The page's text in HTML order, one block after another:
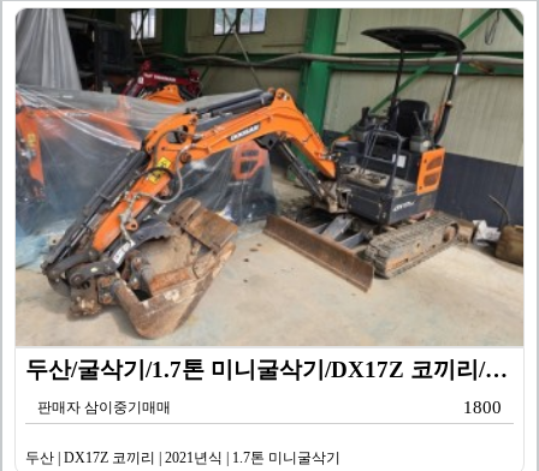
두산/굴삭기/1.7톤 미니굴삭기/DX17Z 코끼리/20…
판매자 삼이중기매매 1800
두산 | DX17Z 코끼리 | 2021년식 | 1.7톤 미니굴삭기